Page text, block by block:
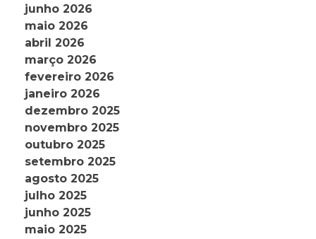
junho 2026
maio 2026
abril 2026
março 2026
fevereiro 2026
janeiro 2026
dezembro 2025
novembro 2025
outubro 2025
setembro 2025
agosto 2025
julho 2025
junho 2025
maio 2025